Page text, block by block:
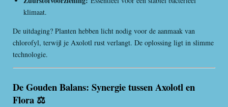
klimaat.
De uitdaging? Planten hebben licht nodig voor de aanmaak van
chlorofyl, terwijl je Axolotl rust verlangt. De oplossing ligt in slimme
technologie.
De Gouden Balans: Synergie tussen Axolotl en
Flora ⚖️